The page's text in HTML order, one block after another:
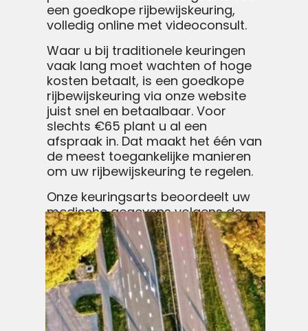
een goedkope rijbewijskeuring,
volledig online met videoconsult.
Waar u bij traditionele keuringen
vaak lang moet wachten of hoge
kosten betaalt, is een goedkope
rijbewijskeuring via onze website
juist snel en betaalbaar. Voor
slechts €65 plant u al een
afspraak in. Dat maakt het één van
de meest toegankelijke manieren
om uw rijbewijskeuring te regelen.
Onze keuringsarts beoordeelt uw
medische gegevens volgens de
richtlijnen van het CBR. Dankzij het
online proces hoeft u niet naar een
praktijk of locatie te reizen en kunt
u de keuring vanuit huis regelen.
Dat scheelt tijd en maakt een
goedkope rijbewijskeuring voor
iedereen bereikbaar.